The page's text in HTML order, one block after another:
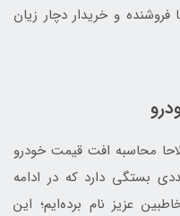
و خریدار دچار زیان
محاسبه افت قیمت‌ خودرو
بستگی دارد که در ادامه
عزیز نام برده‌ایم؛ این